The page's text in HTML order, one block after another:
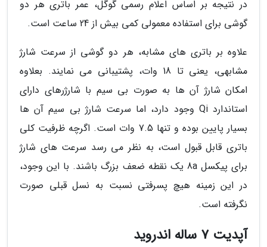
در نتیجه بر اساس اعلام رسمی گوگل، عمر باتری هر دو
گوشی برای استفاده معمولی کمی بیش از 24 ساعت است.
علاوه بر باتری های مشابه، هر دو گوشی از سرعت شارژ
مشابهی، یعنی تا 18 وات، پشتیبانی می نمایند. بعلاوه
امکان شارژ آن ها به صورت بی سیم با شارژرهای دارای
استاندارد Qi وجود دارد، اما سرعت شارژ بی سیم آن ها
بسیار پایین بوده و تنها 7.5 وات است. اگرچه ظرفیت کلی
باتری قابل قبول است، به نظر می رسد سرعت های شارژ
برای پیکسل 8a یک نقطه ضعف بزرگ باشند. با این وجود،
در این زمینه هیچ پسرفتی نسبت به نسل قبلی صورت
نگرفته است.
آپدیت 7 ساله اندروید